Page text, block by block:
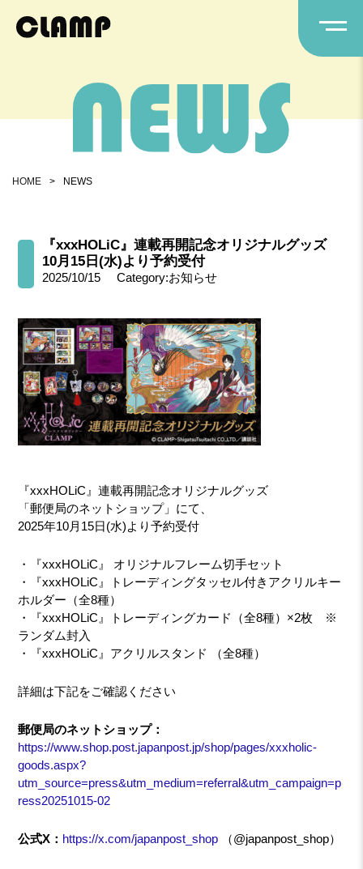
HOME > NEWS
『xxxHOLiC』連載再開記念オリジナルグッズ
10月15日(水)より予約受付
2025/10/15 Category:お知らせ
『xxxHOLiC』連載再開記念オリジナルグッズ
「郵便局のネットショップ」にて、
2025年10月15日(水)より予約受付
・『xxxHOLiC』 オリジナルフレーム切手セット
・『xxxHOLiC』トレーディングタッセル付きアクリルキー
ホルダー（全8種）
・『xxxHOLiC』トレーディングカード（全8種）×2枚 ※
ランダム封入
・『xxxHOLiC』アクリルスタンド （全8種）
詳細は下記をご確認ください
郵便局のネットショップ：
https://www.shop.post.japanpost.jp/shop/pages/xxxholic-
goods.aspx?
utm_source=press&utm_medium=referral&utm_campaign=p
ress20251015-02
公式X： https://x.com/japanpost_shop （@japanpost_shop）